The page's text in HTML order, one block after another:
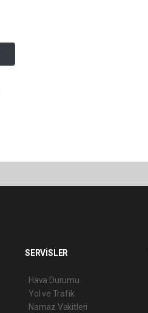
SERVİSLER
Hava Durumu
Yol ve Trafik
Namaz Vakitleri